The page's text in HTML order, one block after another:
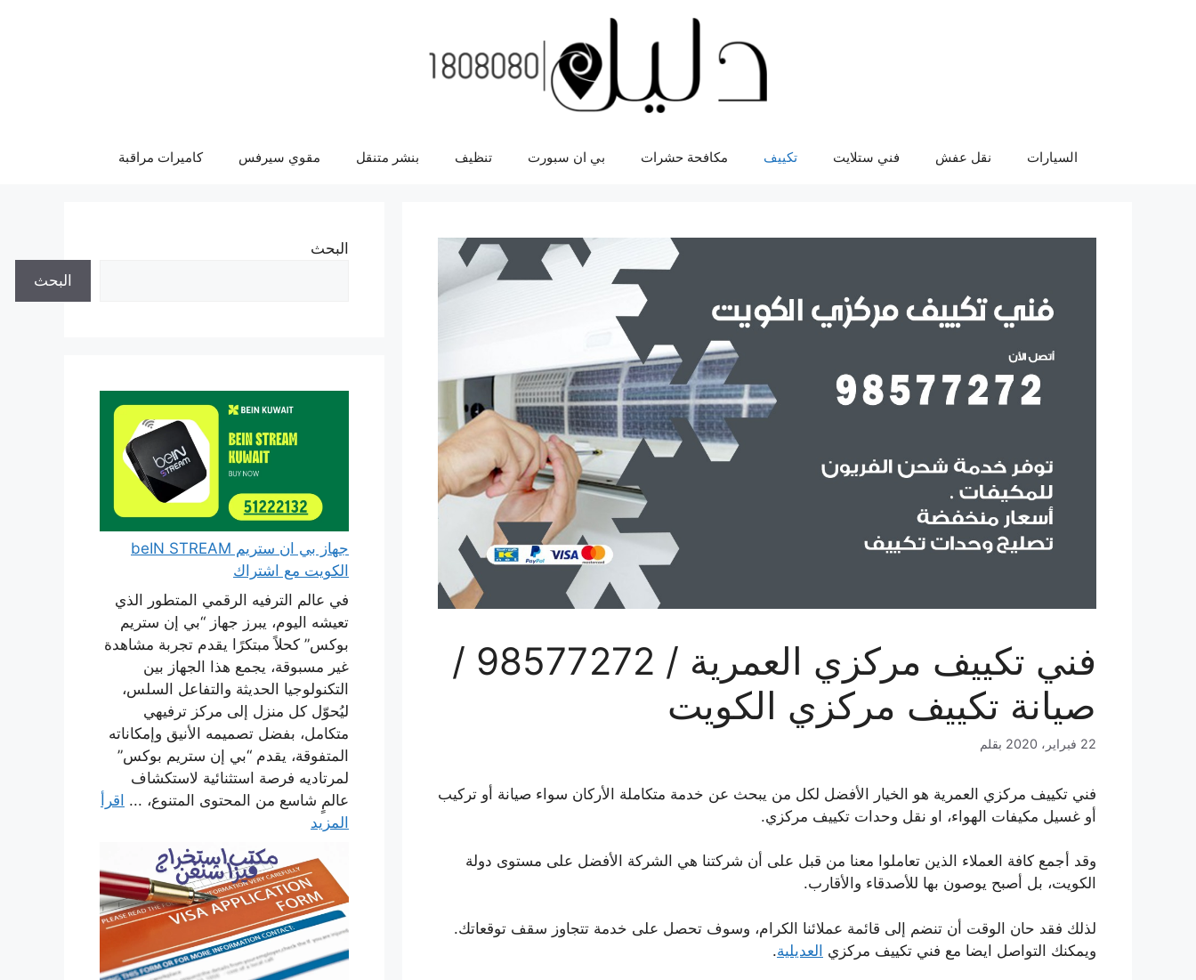
السيارات نقل عفش فني ستلايت تكييف مكافحة حشرات بي ان سبورت تنظيف بنشر متنقل مقوي سيرفس كاميرات مراقبة
فني تكييف مركزي العمرية / 98577272 /
صيانة تكييف مركزي الكويت
22 فبراير، 2020 بقلم
فني تكييف مركزي العمرية هو الخيار الأفضل لكل من يبحث عن خدمة متكاملة الأركان سواء صيانة أو تركيب
أو غسيل مكيفات الهواء، او نقل وحدات تكييف مركزي.
وقد أجمع كافة العملاء الذين تعاملوا معنا من قبل على أن شركتنا هي الشركة الأفضل على مستوى دولة
الكويت، بل أصبح يوصون بها للأصدقاء والأقارب.
لذلك فقد حان الوقت أن تنضم إلى قائمة عملائنا الكرام، وسوف تحصل على خدمة تتجاوز سقف توقعاتك.
ويمكنك التواصل ايضا مع فني تكييف مركزي العديلية.
البحث
البحث
جهاز بي ان ستريم beIN STREAM
الكويت مع اشتراك
في عالم الترفيه الرقمي المتطور الذي
تعيشه اليوم، يبرز جهاز “بي إن ستريم
بوكس” كحلاً مبتكرًا يقدم تجربة مشاهدة
غير مسبوقة، يجمع هذا الجهاز بين
التكنولوجيا الحديثة والتفاعل السلس،
ليُحوّل كل منزل إلى مركز ترفيهي
متكامل، بفضل تصميمه الأنيق وإمكاناته
المتفوقة، يقدم “بي إن ستريم بوكس”
لمرتاديه فرصة استثنائية لاستكشاف
عالمٍ شاسع من المحتوى المتنوع، ... اقرأ
المزيد